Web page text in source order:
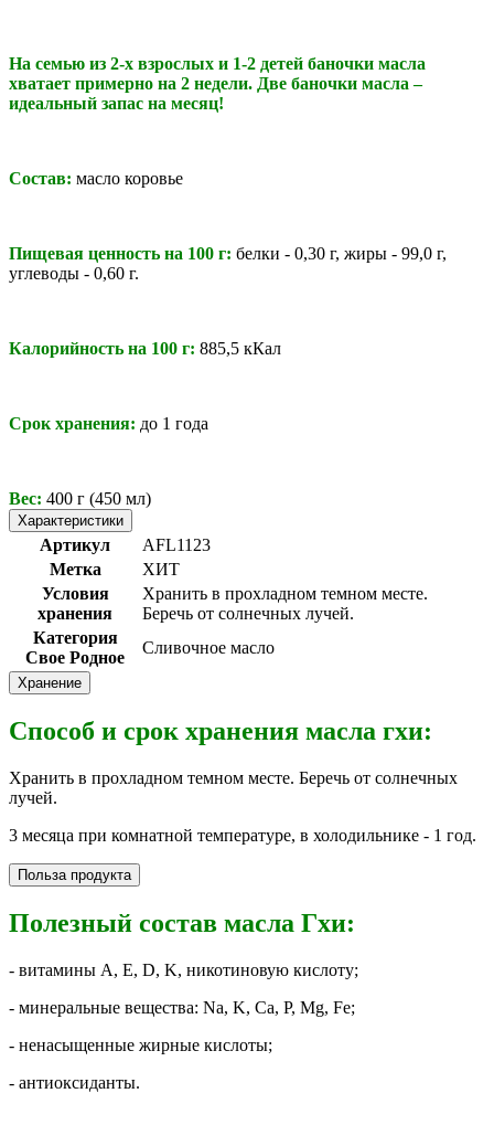
На семью из 2-х взрослых и 1-2 детей баночки масла
хватает примерно на 2 недели. Две баночки масла –
идеальный запас на месяц!
Состав: масло коровье
Пищевая ценность на 100 г: белки - 0,30 г, жиры - 99,0 г,
углеводы - 0,60 г.
Калорийность на 100 г: 885,5 кКал
Срок хранения: до 1 года
Вес: 400 г (450 мл)
Характеристики
Артикул
AFL1123
Метка
ХИТ
Условия
хранения
Хранить в прохладном темном месте.
Беречь от солнечных лучей.
Категория
Свое Родное
Сливочное масло
Хранение
Способ и срок хранения масла гхи:
Хранить в прохладном темном месте. Беречь от солнечных
лучей.
3 месяца при комнатной температуре, в холодильнике - 1 год.
Польза продукта
Полезный состав масла Гхи:
- витамины А, Е, D, K, никотиновую кислоту;
- минеральные вещества: Na, K, Ca, P, Mg, Fe;
- ненасыщенные жирные кислоты;
- антиоксиданты.